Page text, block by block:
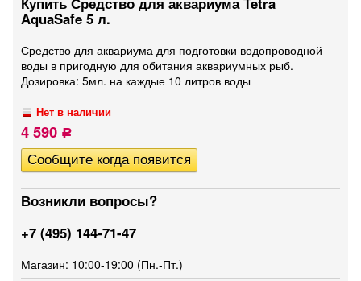
AquaSafe 5 л.
Средство для аквариума для подготовки водопроводной
воды в пригодную для обитания аквариумных рыб.
Дозировка: 5мл. на каждые 10 литров воды
Нет в наличии
4 590 Р
Возникли вопросы?
+7 (495) 144-71-47
Магазин: 10:00-19:00 (Пн.-Пт.)